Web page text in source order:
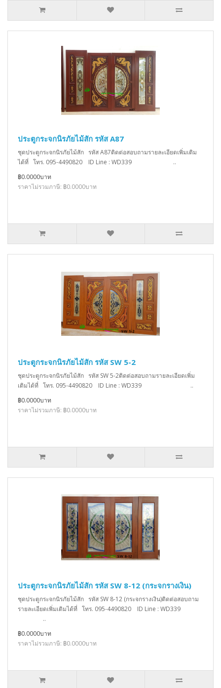
ประตูกระจกนิรภัยไม้สัก รหัส A87
ชุดประตูกระจกนิรภัยไม้สัก รหัส A87ติดต่อสอบถามรายละเอียดเพิ่มเติม
ได้ที่ โทร. 095-4490820 ID Line : WD339 ..
฿0.0000บาท
ราคาไม่รวมภาษี: ฿0.0000บาท
ประตูกระจกนิรภัยไม้สัก รหัส SW 5-2
ชุดประตูกระจกนิรภัยไม้สัก รหัส SW 5-2ติดต่อสอบถามรายละเอียดเพิ่ม
เติมได้ที่ โทร. 095-4490820 ID Line : WD339 ..
฿0.0000บาท
ราคาไม่รวมภาษี: ฿0.0000บาท
ประตูกระจกนิรภัยไม้สัก รหัส SW 8-12 (กระจกรางเงิน)
ชุดประตูกระจกนิรภัยไม้สัก รหัส SW 8-12 (กระจกรางเงิน)ติดต่อสอบถาม
รายละเอียดเพิ่มเติมได้ที่ โทร. 095-4490820 ID Line : WD339
..
฿0.0000บาท
ราคาไม่รวมภาษี: ฿0.0000บาท